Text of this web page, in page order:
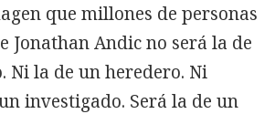
que millones de personas
Jonathan Andic no será la de
Ni la de un heredero. Ni
investigado. Será la de un